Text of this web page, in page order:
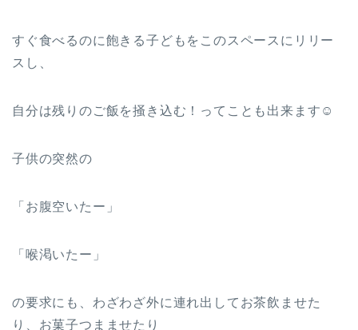
すぐ食べるのに飽きる子どもをこのスペースにリリー
スし、
自分は残りのご飯を掻き込む！ってことも出来ます☺
子供の突然の
「お腹空いたー」
「喉渇いたー」
の要求にも、わざわざ外に連れ出してお茶飲ませた
り、お菓子つまませたり